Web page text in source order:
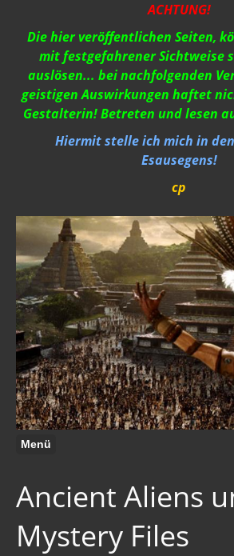
ACHTUNG!
Die hier veröffentlichen Seiten,
mit festgefahrener Sichtweise
auslösen... bei nachfolgenden
geistigen Auswirkungen haftet
Gestalterin! Betreten und lesen
Hiermit stelle ich mich in
Esausegens!
cp
Menü
Ancient Aliens
Mystery Files